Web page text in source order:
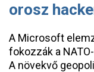
orosz
A Microsoft
fokozzák a
A növekvő